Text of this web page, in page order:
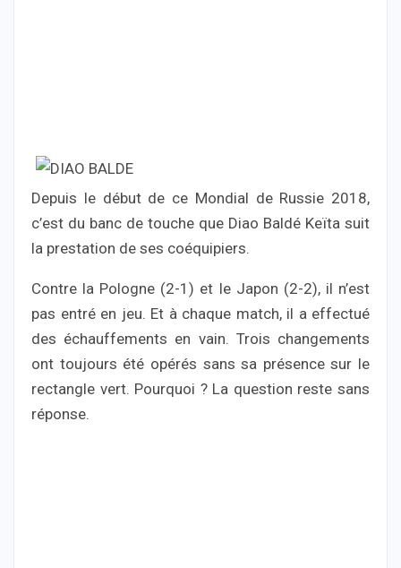
Depuis le début de ce Mondial de Russie 2018,
c’est du banc de touche que Diao Baldé Keïta suit
la prestation de ses coéquipiers.
Contre la Pologne (2-1) et le Japon (2-2), il n’est
pas entré en jeu. Et à chaque match, il a effectué
des échauffements en vain. Trois changements
ont toujours été opérés sans sa présence sur le
rectangle vert. Pourquoi ? La question reste sans
réponse.